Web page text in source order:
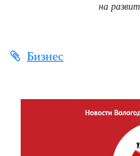
на
Бизнес